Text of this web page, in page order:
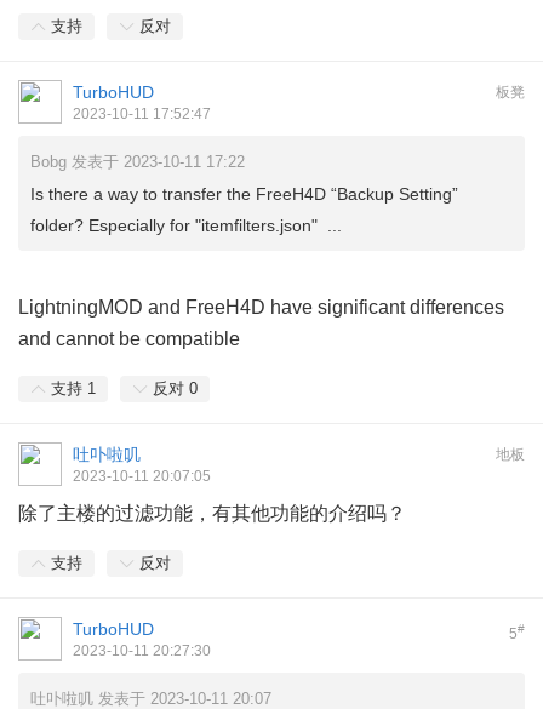
支持 反对
板凳
TurboHUD
2023-10-11 17:52:47
Bobg 发表于 2023-10-11 17:22
Is there a way to transfer the FreeH4D “Backup Setting”
folder? Especially for "itemfilters.json" ...
LightningMOD and FreeH4D have significant differences
and cannot be compatible
支持 1 反对 0
地板
吐卟啦叽
2023-10-11 20:07:05
除了主楼的过滤功能，有其他功能的介绍吗？
支持 反对
5#
TurboHUD
2023-10-11 20:27:30
吐卟啦叽 发表于 2023-10-11 20:07